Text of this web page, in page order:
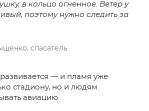
в кольцо огненное. Ветер у
поэтому нужно следить за
спасатель
— и пламя уже
стадиону, но и людям.
авиацию.